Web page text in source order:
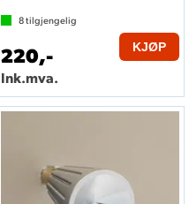
8tilgjengelig
220,-
Ink.mva.
KJØP